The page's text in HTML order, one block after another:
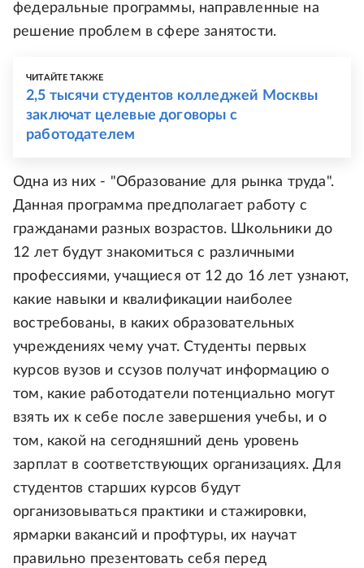
федеральные программы, направленные на
решение проблем в сфере занятости.
ЧИТАЙТЕ ТАКЖЕ
2,5 тысячи студентов колледжей Москвы
заключат целевые договоры с
работодателем
Одна из них - "Образование для рынка труда".
Данная программа предполагает работу с
гражданами разных возрастов. Школьники до
12 лет будут знакомиться с различными
профессиями, учащиеся от 12 до 16 лет узнают,
какие навыки и квалификации наиболее
востребованы, в каких образовательных
учреждениях чему учат. Студенты первых
курсов вузов и ссузов получат информацию о
том, какие работодатели потенциально могут
взять их к себе после завершения учебы, и о
том, какой на сегодняшний день уровень
зарплат в соответствующих организациях. Для
студентов старших курсов будут
организовываться практики и стажировки,
ярмарки вакансий и профтуры, их научат
правильно презентовать себя перед